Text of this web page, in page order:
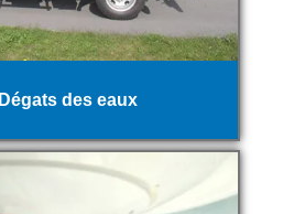
Dégats des eaux